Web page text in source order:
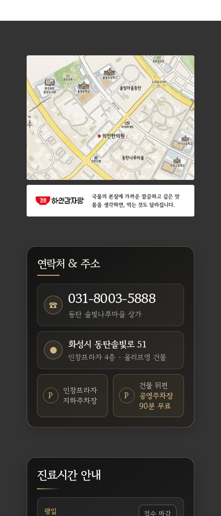
연락처 & 주소
☎ 031-8003-5888
동탄 솔빛나루마을 상가
● 화성시 동탄솔빛로 51
인창프라자 4층 · 올리브영 건물
P
인창프라자
지하주차장
P
건물 뒤편
공영주차장
90분 무료
진료시간 안내
평일 접수 마감